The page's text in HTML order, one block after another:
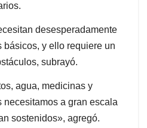
desesperadamente
básicos, y ello requiere un
subrayó.
agua, medicinas y
necesitamos a gran escala
sostenidos», agregó.